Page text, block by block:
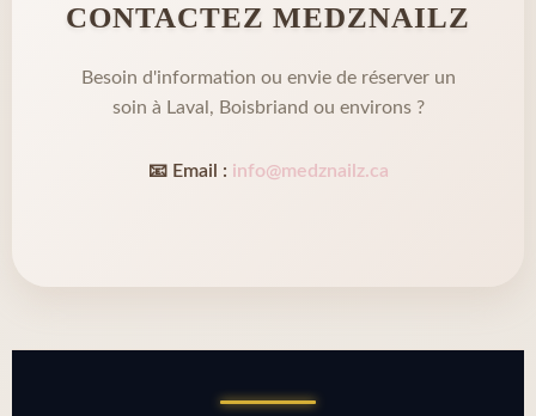
CONTACTEZ MEDZNAILZ
Besoin d'information ou envie de réserver un
soin à Laval, Boisbriand ou environs ?
📧 Email : info@medznailz.ca